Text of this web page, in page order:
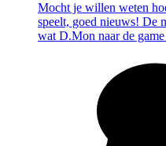
Mocht je willen weten
speelt, goed nieuws! De
wat D.Mon naar de